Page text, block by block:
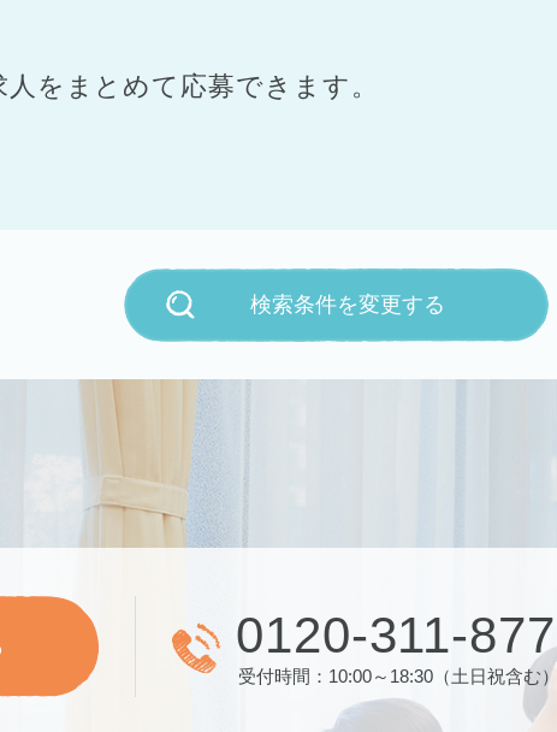
をまとめて応募できます。
検索条件を変更する
0120-311-877
受付時間：10:00～18:30（土日祝含む）